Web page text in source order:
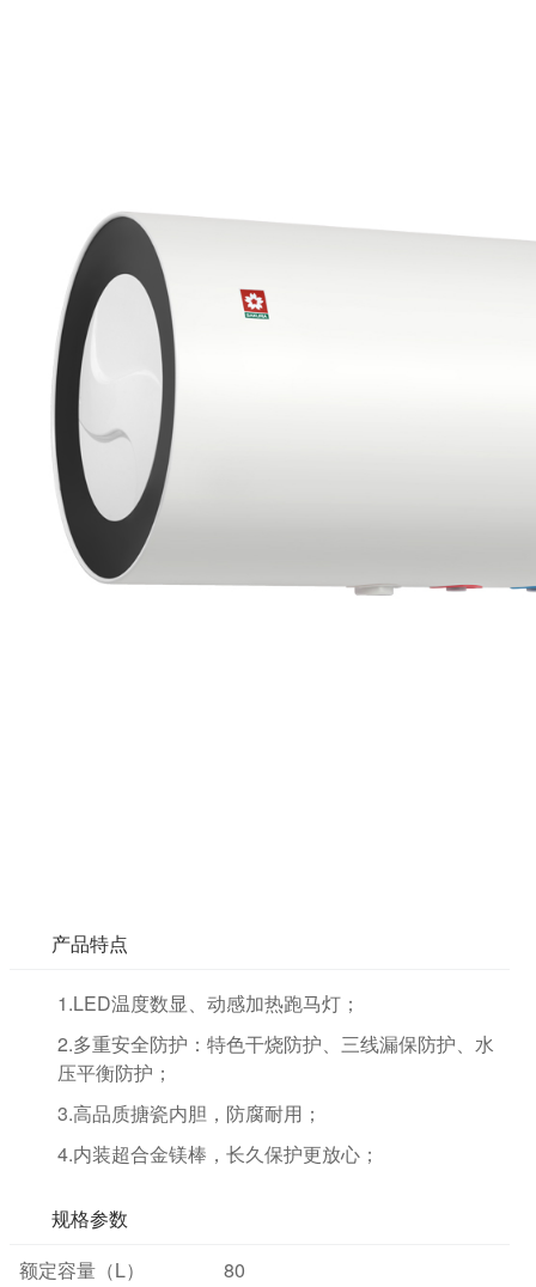
产品特点
1.LED温度数显、动感加热跑马灯；
2.多重安全防护：特色干烧防护、三线漏保防护、水
压平衡防护；
3.高品质搪瓷内胆，防腐耐用；
4.内装超合金镁棒，长久保护更放心；
规格参数
额定容量（L）
80